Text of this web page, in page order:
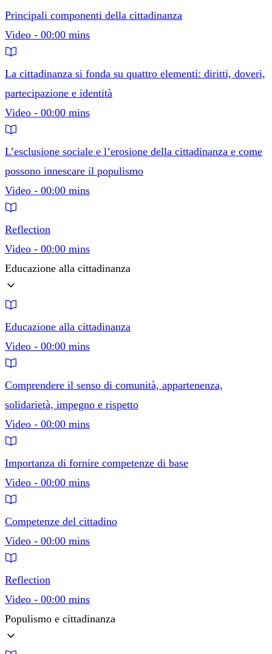
Principali componenti della cittadinanza
Video - 00:00 mins
La cittadinanza si fonda su quattro elementi: diritti, doveri,
partecipazione e identità
Video - 00:00 mins
L’esclusione sociale e l’erosione della cittadinanza e come
possono innescare il populismo
Video - 00:00 mins
Reflection
Video - 00:00 mins
Educazione alla cittadinanza
Educazione alla cittadinanza
Video - 00:00 mins
Comprendere il senso di comunità, appartenenza,
solidarietà, impegno e rispetto
Video - 00:00 mins
Importanza di fornire competenze di base
Video - 00:00 mins
Competenze del cittadino
Video - 00:00 mins
Reflection
Video - 00:00 mins
Populismo e cittadinanza